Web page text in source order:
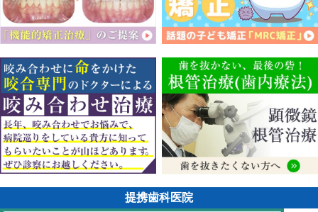
提携歯科医院